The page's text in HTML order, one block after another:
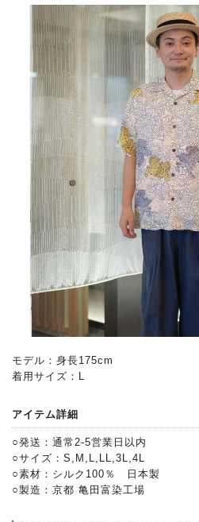
モデル：身長175cm
着用サイズ：L
アイテム詳細
○発送：通常2-5営業日以内
○サイズ：S,M,L,LL,3L,4L
○素材：シルク100％ 日本製
○製造：京都 亀田富染工場